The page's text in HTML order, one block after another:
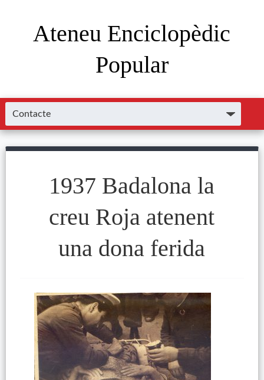
Ateneu Enciclopèdic
Popular
1937 Badalona la
creu Roja atenent
una dona ferida